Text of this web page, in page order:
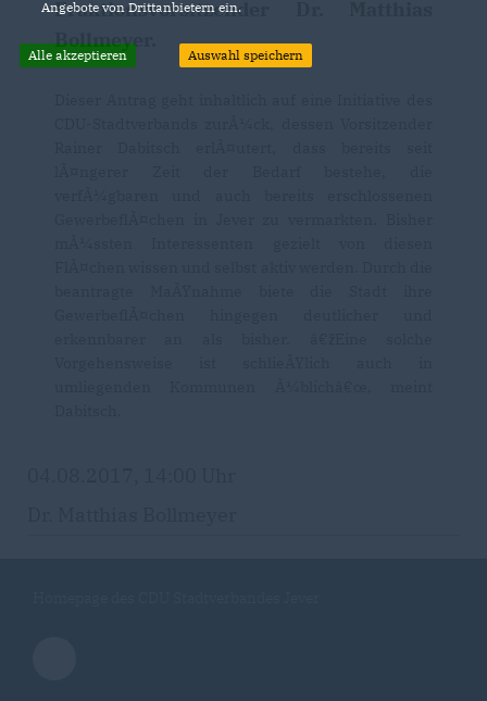
Fraktionsvorsitzender Dr. Matthias
Bollmeyer.
Angebote von Drittanbietern ein.
Alle akzeptieren Auswahl speichern